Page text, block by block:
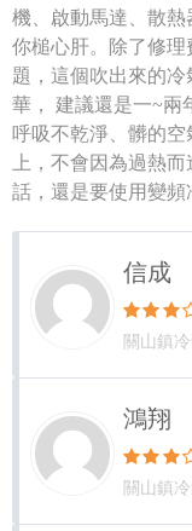
機、啟動馬達、散
你槌心肝。除了修
題，這個吹出來的
華， 建議還是一~兩
呼吸不乾淨、髒的
上，不會因為過熱
話，還是要使用變頻
信成
關山鎮
鴻翔
關山鎮